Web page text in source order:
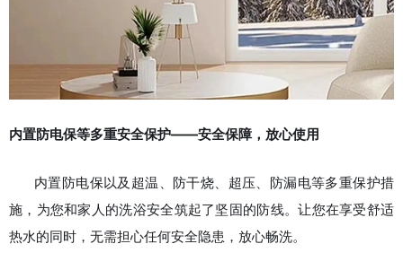
内置防电保等多重安全保护——安全保障，放心使用
内置防电保以及超温、防干烧、超压、防漏电等多重保护措
施，为您和家人的洗浴安全筑起了坚固的防线。让您在享受舒适
热水的同时，无需担心任何安全隐患，放心畅洗。